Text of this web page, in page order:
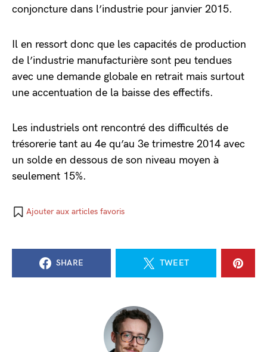
conjoncture dans l’industrie pour janvier 2015.
Il en ressort donc que les capacités de production
de l’industrie manufacturière sont peu tendues
avec une demande globale en retrait mais surtout
une accentuation de la baisse des effectifs.
Les industriels ont rencontré des difficultés de
trésorerie tant au 4e qu’au 3e trimestre 2014 avec
un solde en dessous de son niveau moyen à
seulement 15%.
Ajouter aux articles favoris
SHARE TWEET